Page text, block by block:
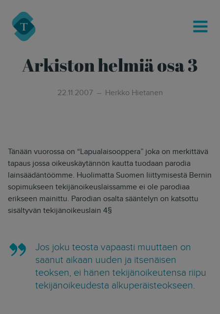
Turre Legal
MENU
Arkiston helmiä osa 3
22.11.2007 Herkko Hietanen
Tänään vuorossa on “Lapualaisooppera” joka on merkittävä
tapaus jossa oikeuskäytännön kautta tuodaan parodia
lainsäädäntöömme. Huolimatta Suomen liittymisestä Bernin
sopimukseen tekijänoikeuslaissamme ei ole parodiaa
erikseen mainittu. Parodian osalta sääntelyn on katsottu
sisältyvän tekijänoikeuslain 4§
Jos joku teosta vapaasti muuttaen on
saanut aikaan uuden ja itsenäisen
teoksen, ei hänen tekijänoikeutensa riipu
tekijänoikeudesta alkuperäisteokseen.